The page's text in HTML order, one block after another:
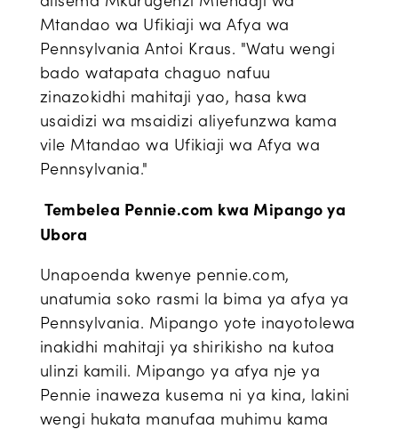
Mtandao wa Ufikiaji wa Afya wa
Pennsylvania Antoi Kraus. "Watu wengi
bado watapata chaguo nafuu
zinazokidhi mahitaji yao, hasa kwa
usaidizi wa msaidizi aliyefunzwa kama
vile Mtandao wa Ufikiaji wa Afya wa
Pennsylvania."
Tembelea Pennie.com kwa Mipango ya
Ubora
Unapoenda kwenye pennie.com,
unatumia soko rasmi la bima ya afya ya
Pennsylvania. Mipango yote inayotolewa
inakidhi mahitaji ya shirikisho na kutoa
ulinzi kamili. Mipango ya afya nje ya
Pennie inaweza kusema ni ya kina, lakini
wengi hukata manufaa muhimu kama